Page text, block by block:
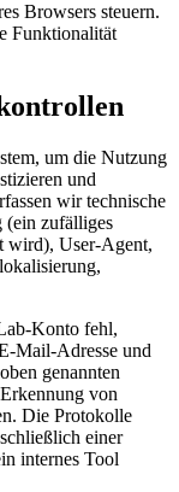
Browsers steuern.
Funktionalität
um die Nutzung
und
wir technische
(ein zufälliges
wird), User-Agent,
Konto fehl,
Mail-Adresse und
genannten
von
Die Protokolle
einer
internes Tool